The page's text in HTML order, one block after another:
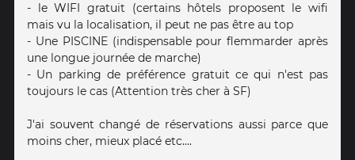
- le WIFI gratuit (certains hôtels proposent le wifi
mais vu la localisation, il peut ne pas être au top
- Une PISCINE (indispensable pour flemmarder après
une longue journée de marche)
- Un parking de préférence gratuit ce qui n'est pas
toujours le cas (Attention très cher à SF)
J'ai souvent changé de réservations aussi parce que
moins cher, mieux placé etc....